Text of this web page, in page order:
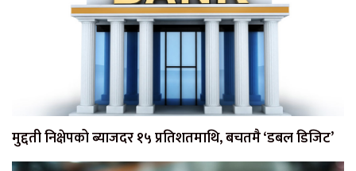
मुद्दती निक्षेपको ब्याजदर १५ प्रतिशतमाथि, बचतमै ‘डबल डिजिट’